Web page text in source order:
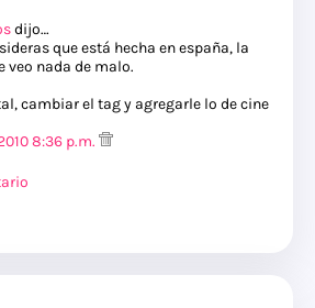
dijo…
que está hecha en españa, la
veo nada de malo.
cambiar el tag y agregarle lo de cine
8:36 p.m.